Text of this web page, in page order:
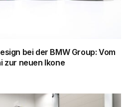
bei der BMW Group: Vom
zur neuen Ikone